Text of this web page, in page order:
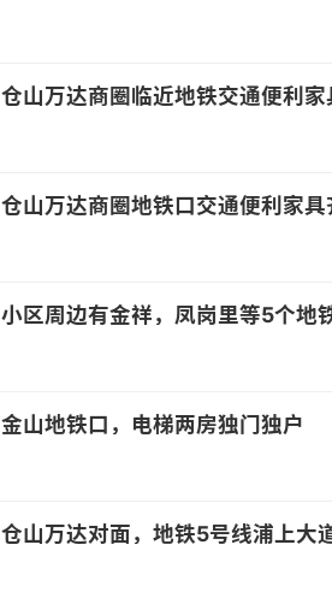
仓山万达商圈临近地铁交通便利
仓山万达商圈地铁口交通便利家
小区周边有金祥，凤岗里等5个地铁站，距离仓山万达公交站900米，距离省
金山地铁口，电梯两房独门独户
仓山万达对面，地铁5号线浦上大